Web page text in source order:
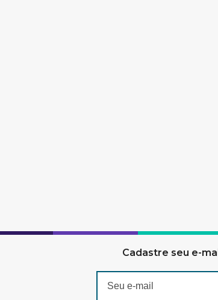
Cadastre seu e-